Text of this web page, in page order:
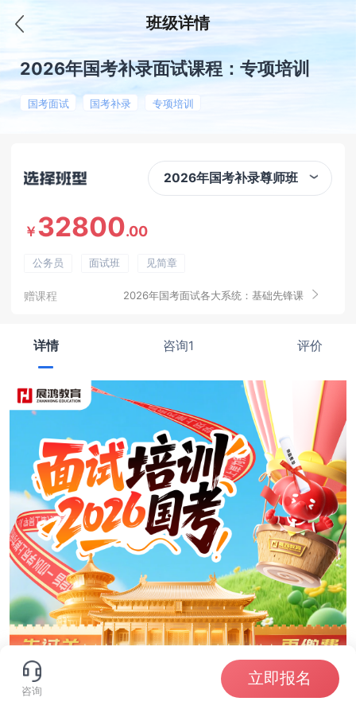
班级详情
2026年国考补录面试课程：专项培训
国考面试 国考补录 专项培训
2026年国考补录尊师班
￥ 32800.00
公务员 面试班 见简章
赠课程 2026年国考面试各大系统：基础先锋课
详情 咨询1 评价
咨询
立即报名